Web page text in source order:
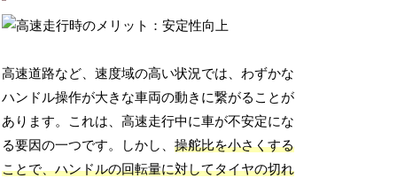
高速道路など、速度域の高い状況では、わずかな
ハンドル操作が大きな車両の動きに繋がることが
あります。これは、高速走行中に車が不安定にな
る要因の一つです。しかし、操舵比を小さくする
ことで、ハンドルの回転量に対してタイヤの切れ